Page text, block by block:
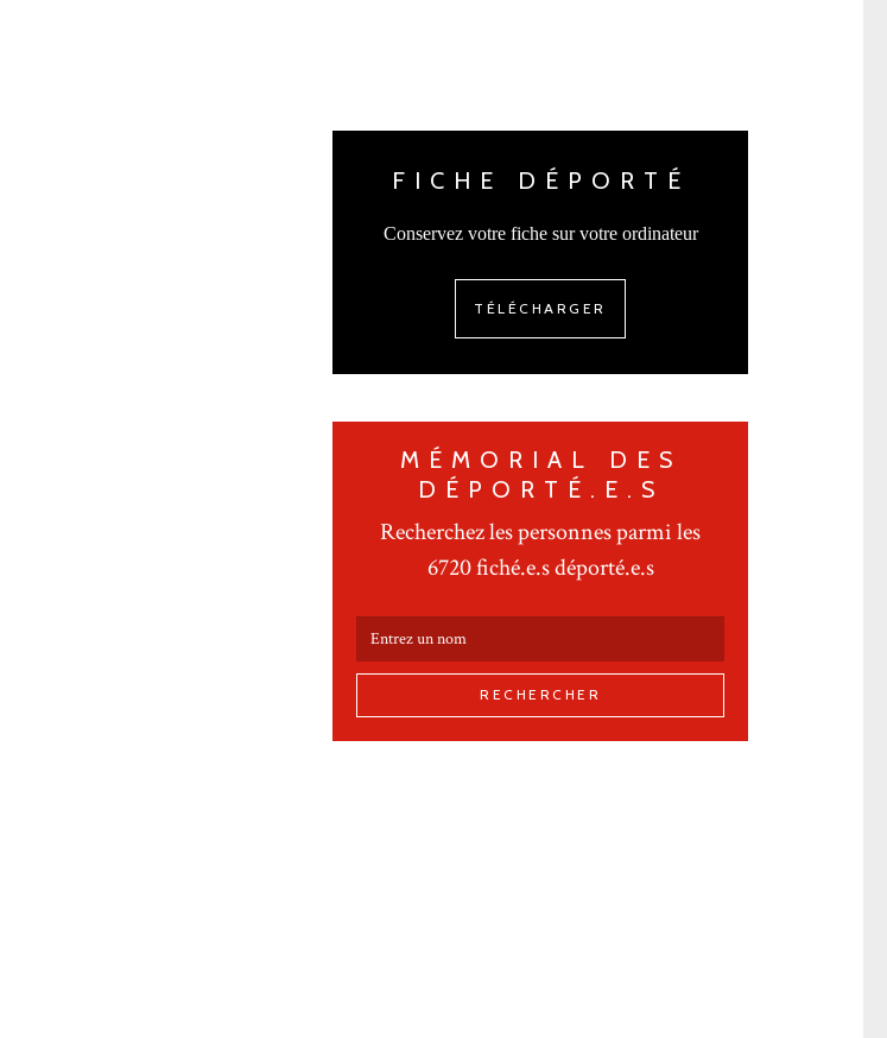
FICHE DÉPORTÉ
Conservez votre fiche sur votre ordinateur
TÉLÉCHARGER
MÉMORIAL DES
DÉPORTÉ.E.S
Recherchez les personnes parmi les
6720 fiché.e.s déporté.e.s
RECHERCHER